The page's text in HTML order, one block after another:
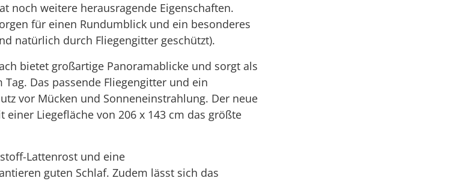
noch weitere herausragende Eigenschaften.
für einen Rundumblick und ein besonderes
natürlich durch Fliegengitter geschützt).
bietet großartige Panoramablicke und sorgt als
Das passende Fliegengitter und ein
vor Mücken und Sonneneinstrahlung. Der neue
einer Liegefläche von 206 x 143 cm das größte
Lattenrost und eine
guten Schlaf. Zudem lässt sich das